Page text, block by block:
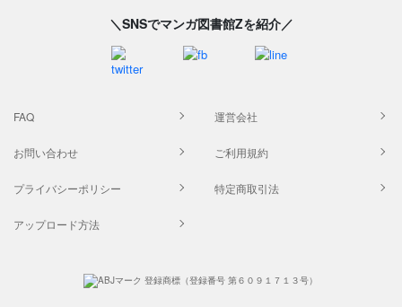
＼SNSでマンガ図書館Zを紹介／
FAQ 運営会社
お問い合わせ ご利用規約
プライバシーポリシー 特定商取引法
アップロード方法